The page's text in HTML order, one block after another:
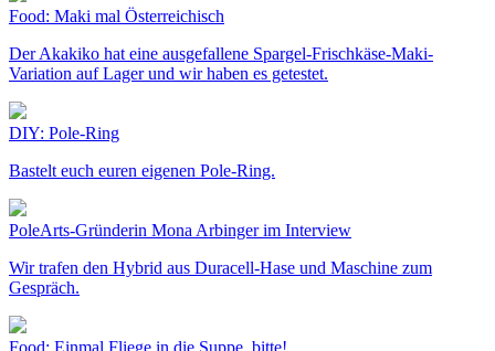
Food: Maki mal Österreichisch
Der Akakiko hat eine ausgefallene Spargel-Frischkäse-Maki-
Variation auf Lager und wir haben es getestet.
DIY: Pole-Ring
Bastelt euch euren eigenen Pole-Ring.
PoleArts-Gründerin Mona Arbinger im Interview
Wir trafen den Hybrid aus Duracell-Hase und Maschine zum
Gespräch.